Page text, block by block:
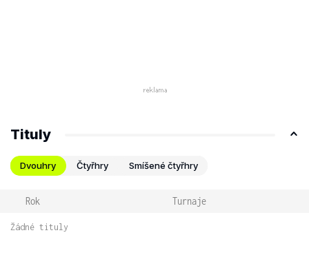
Tituly
Dvouhry Čtyřhry Smíšené čtyřhry
Rok Turnaje
Žádné tituly